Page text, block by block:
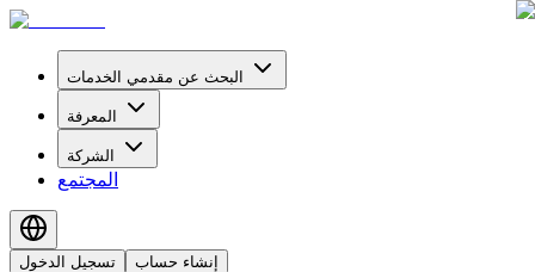
البحث عن مقدمي الخدمات
المعرفة
الشركة
المجتمع
تسجيل الدخول إنشاء حساب